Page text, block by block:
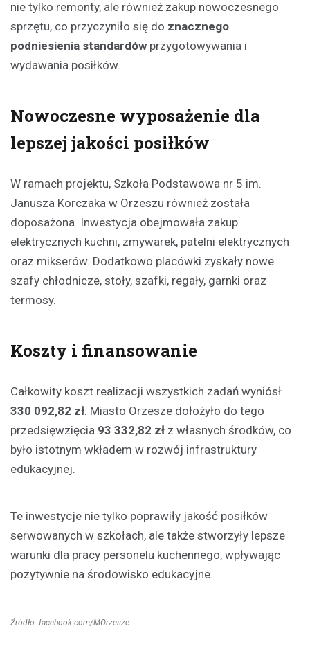
nie tylko remonty, ale również zakup nowoczesnego
sprzętu, co przyczyniło się do znacznego
podniesienia standardów przygotowywania i
wydawania posiłków.
Nowoczesne wyposażenie dla
lepszej jakości posiłków
W ramach projektu, Szkoła Podstawowa nr 5 im.
Janusza Korczaka w Orzeszu również została
doposażona. Inwestycja obejmowała zakup
elektrycznych kuchni, zmywarek, patelni elektrycznych
oraz mikserów. Dodatkowo placówki zyskały nowe
szafy chłodnicze, stoły, szafki, regały, garnki oraz
termosy.
Koszty i finansowanie
Całkowity koszt realizacji wszystkich zadań wyniósł
330 092,82 zł. Miasto Orzesze dołożyło do tego
przedsięwzięcia 93 332,82 zł z własnych środków, co
było istotnym wkładem w rozwój infrastruktury
edukacyjnej.
Te inwestycje nie tylko poprawiły jakość posiłków
serwowanych w szkołach, ale także stworzyły lepsze
warunki dla pracy personelu kuchennego, wpływając
pozytywnie na środowisko edukacyjne.
Źródło: facebook.com/MOrzesze